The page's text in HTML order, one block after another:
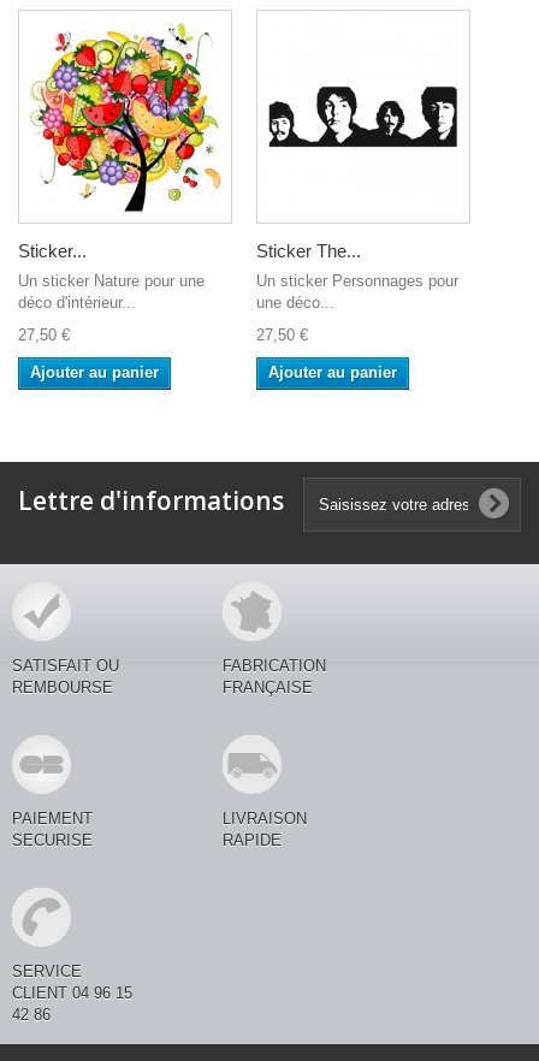
Sticker...
Un sticker Nature pour une
déco d'intérieur...
27,50 €
Ajouter au panier
Sticker The...
Un sticker Personnages pour
une déco...
27,50 €
Ajouter au panier
Lettre d'informations
SATISFAIT OU
REMBOURSE
FABRICATION
FRANÇAISE
PAIEMENT
SECURISE
LIVRAISON
RAPIDE
SERVICE
CLIENT 04 96 15
42 86